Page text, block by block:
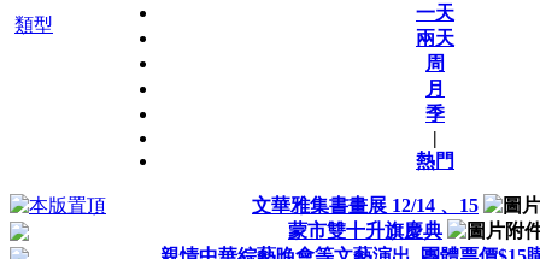
類型
一天
兩天
周
月
季
|
熱門
文華雅集書畫展 12/14 、15
蒙市雙十升旗慶典